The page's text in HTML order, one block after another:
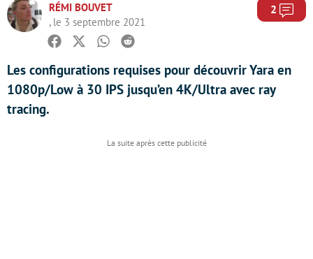
RÉMI BOUVET
, le 3 septembre 2021
2
Facebook
TwitterWhatsapp
Reddit
Les configurations requises pour découvrir Yara en
1080p/Low à 30 IPS jusqu’en 4K/Ultra avec ray
tracing.